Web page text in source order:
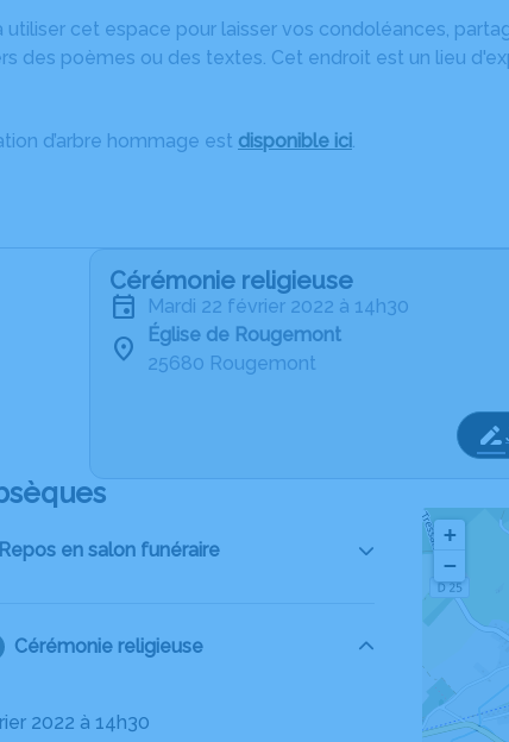
utiliser cet espace pour laisser vos condoléances,
des poèmes ou des textes. Cet endroit est un lieu
d’arbre hommage est disponible ici.
Cérémonie religieuse
mardi 22 février 2022 à 14h30
Église de Rougemont
25680 Rougemont
Repos en salon funéraire
Cérémonie religieuse
2022 à 14h30
+
−